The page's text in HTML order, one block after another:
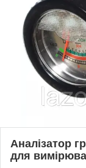
Аналізатор
для